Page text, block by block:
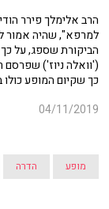
הרב אלימלך פירר
הביקורת שספג, על
('וואלה ניוז')
כך שקיום המופע
04/11/2019
מופע הדרה